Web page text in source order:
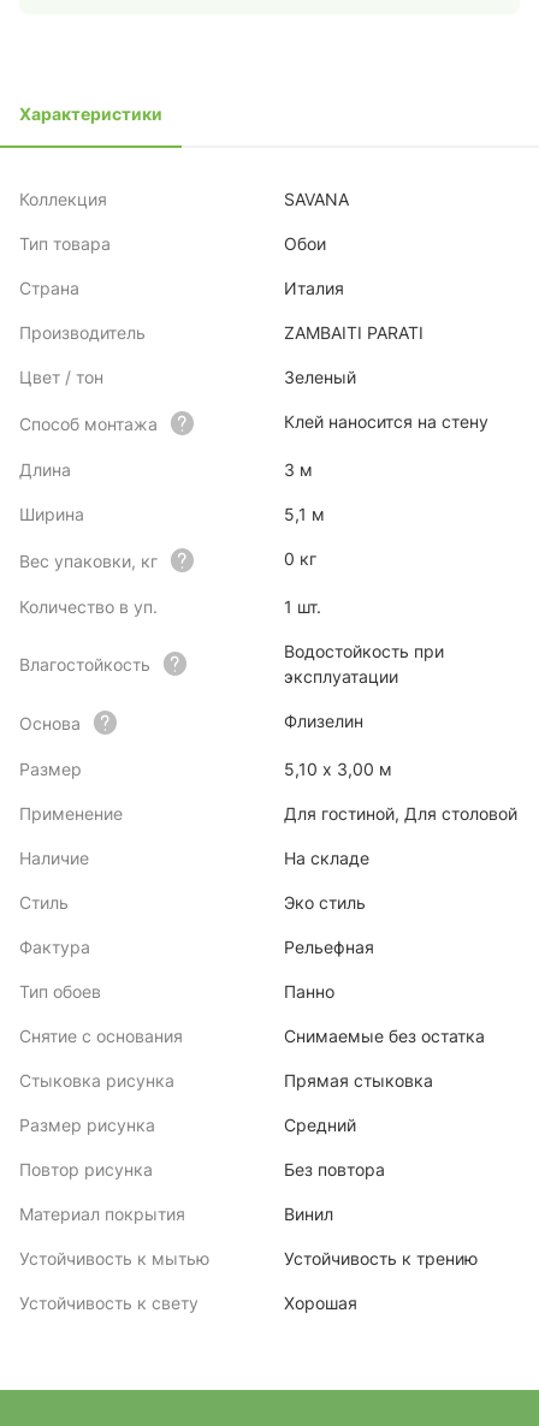
Характеристики
Коллекция SAVANA
Тип товара Обои
Страна Италия
Производитель ZAMBAITI PARATI
Цвет / тон Зеленый
Способ монтажа Клей наносится на стену
Длина 3 м
Ширина 5,1 м
Вес упаковки, кг 0 кг
Количество в уп. 1 шт.
Влагостойкость
Водостойкость при
эксплуатации
Основа Флизелин
Размер 5,10 x 3,00 м
Применение Для гостиной, Для столовой
Наличие На складе
Стиль Эко стиль
Фактура Рельефная
Тип обоев Панно
Снятие с основания Снимаемые без остатка
Стыковка рисунка Прямая стыковка
Размер рисунка Средний
Повтор рисунка Без повтора
Материал покрытия Винил
Устойчивость к мытью Устойчивость к трению
Устойчивость к свету Хорошая